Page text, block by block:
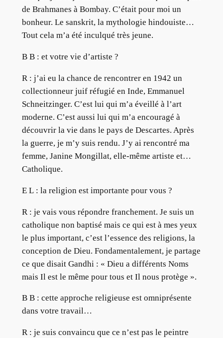
de Brahmanes à Bombay. C’était pour moi un
bonheur. Le sanskrit, la mythologie hindouiste…
Tout cela m’a été inculqué très jeune.
B B : et votre vie d’artiste ?
R : j’ai eu la chance de rencontrer en 1942 un
collectionneur juif réfugié en Inde, Emmanuel
Schneitzinger. C’est lui qui m’a éveillé à l’art
moderne. C’est aussi lui qui m’a encouragé à
découvrir la vie dans le pays de Descartes. Après
la guerre, je m’y suis rendu. J’y ai rencontré ma
femme, Janine Mongillat, elle-même artiste et…
Catholique.
E L : la religion est importante pour vous ?
R : je vais vous répondre franchement. Je suis un
catholique non baptisé mais ce qui est à mes yeux
le plus important, c’est l’essence des religions, la
conception de Dieu. Fondamentalement, je partage
ce que disait Gandhi : « Dieu a différents Noms
mais Il est le même pour tous et Il nous protège ».
B B : cette approche religieuse est omniprésente
dans votre travail…
R : je suis convaincu que ce n’est pas le peintre